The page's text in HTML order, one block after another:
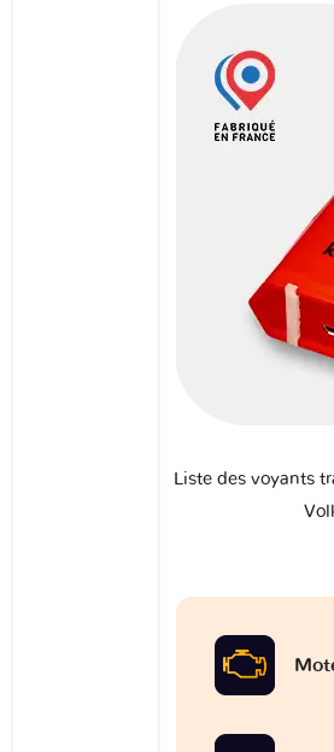
Liste des voyants